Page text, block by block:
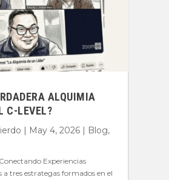
ALQUIMIA
C-LEVEL?
| May 4, 2026| Blog,
Experiencias
tres estrategas formados en el